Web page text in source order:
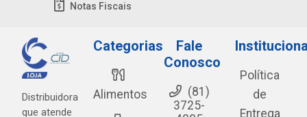
Notas Fiscais
Distribuidora
que atende
Categorias
Alimentos
Fale
Conosco
(81)
3725-
Política
de
Entrega